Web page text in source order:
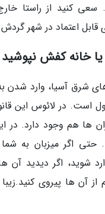
سعی کنید از راستا
قابل اعتماد در شهر
خانه کفش نپوشید
شرق آسیا، وارد شدن
است. در لائوس این
ها هم وجود دارد. در
حتی اگر میزبان به
شوید، اگر دیدید آن
از آن ها پیروی